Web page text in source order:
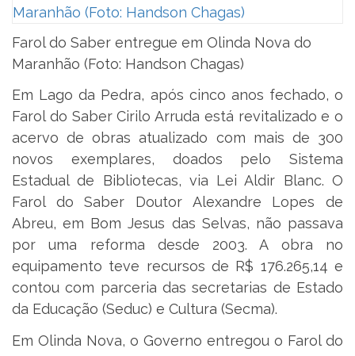
Farol do Saber entregue em Olinda Nova do
Maranhão (Foto: Handson Chagas)
Em Lago da Pedra, após cinco anos fechado, o
Farol do Saber Cirilo Arruda está revitalizado e o
acervo de obras atualizado com mais de 300
novos exemplares, doados pelo Sistema
Estadual de Bibliotecas, via Lei Aldir Blanc. O
Farol do Saber Doutor Alexandre Lopes de
Abreu, em Bom Jesus das Selvas, não passava
por uma reforma desde 2003. A obra no
equipamento teve recursos de R$ 176.265,14 e
contou com parceria das secretarias de Estado
da Educação (Seduc) e Cultura (Secma).
Em Olinda Nova, o Governo entregou o Farol do